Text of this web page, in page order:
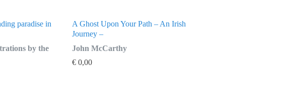
paradise in
by the
A Ghost Upon Your Path – An Irish
Journey –
John McCarthy
€ 0,00